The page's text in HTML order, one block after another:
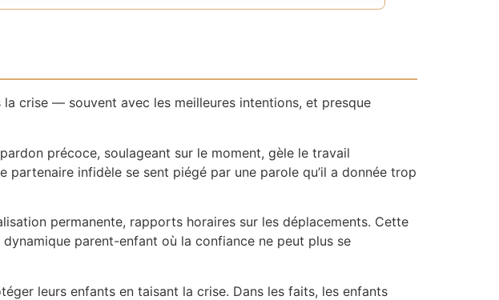
crise — souvent avec les meilleures intentions, et presque
précoce, soulageant sur le moment, gèle le travail
infidèle se sent piégé par une parole qu’il a donnée trop
permanente, rapports horaires sur les déplacements. Cette
parent-enfant où la confiance ne peut plus se
leurs enfants en taisant la crise. Dans les faits, les enfants